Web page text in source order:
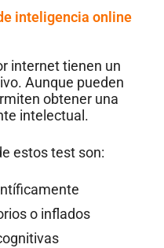
inteligencia online
internet tienen un
Aunque pueden
obtener una
intelectual.
estos test son:
o inflados